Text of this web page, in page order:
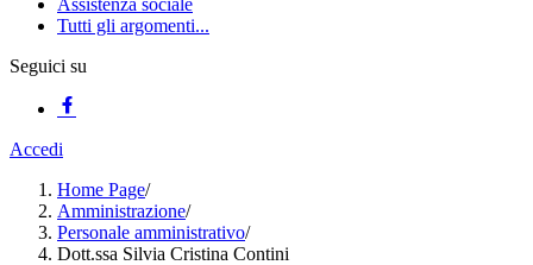
Assistenza sociale
Tutti gli argomenti...
Seguici su
Accedi
Home Page/
Amministrazione/
Personale amministrativo/
Dott.ssa Silvia Cristina Contini